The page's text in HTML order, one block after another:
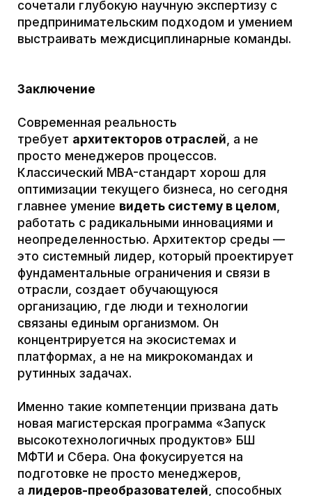
September market
Wow! Amanda Steiner ceramics on September
market. Also, meet talented young creators in the
jewelry section and check some handmade
cosmetics.
01.10.2021
ПРИСОЕДИНЯЙТЕСЬ
К НАМ
Команда
Программы
Главная
По вопросам:
bs@mipt.ru